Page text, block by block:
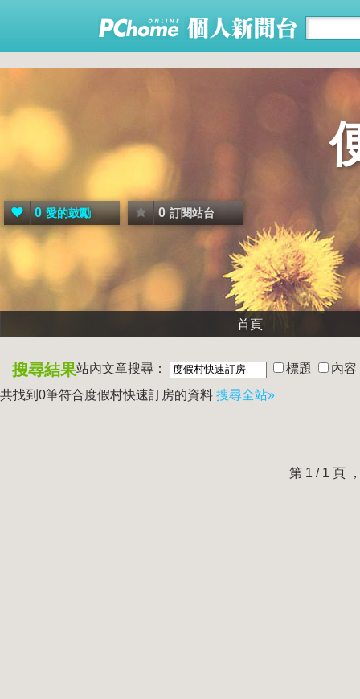
0 愛的鼓勵 0 訂閱站台
首頁
搜尋結果站內文章搜尋： 標題
內容
共找到0筆符合度假村快速訂房的資料 搜尋全站»
第 1 / 1